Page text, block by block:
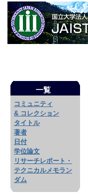
一覧
コミュニティ
& コレクション
タイトル
著者
日付
学位論文
リサーチレポート・
テクニカルメモラン
ダム